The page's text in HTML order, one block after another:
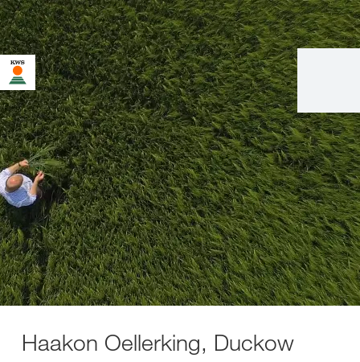
Haakon Oellerking, Duckow